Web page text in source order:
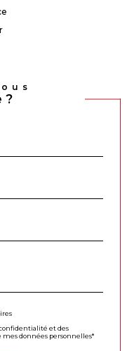
?
et des
données personnelles*